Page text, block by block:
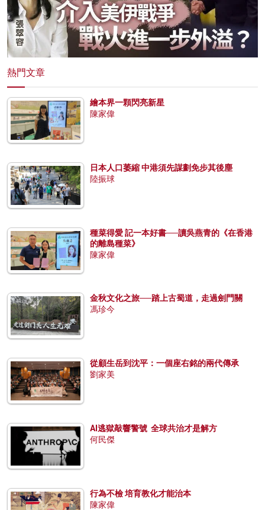
熱門文章
繪本界一顆閃亮新星
陳家偉
日本人口萎縮 中港須先謀劃免步其後塵
陸振球
種菜得愛 記一本好書──讀吳燕青的《在香港
的離島種菜》
陳家偉
金秋文化之旅──踏上古蜀道，走過劍門關
馮珍今
從顧生岳到沈平：一個座右銘的兩代傳承
劉家美
AI逃獄敲響警號 全球共治才是解方
何民傑
行為不檢 培育教化才能治本
陳家偉